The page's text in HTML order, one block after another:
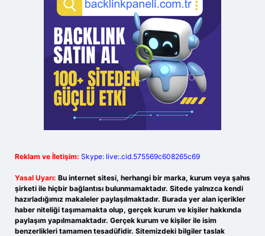
Reklam ve İletişim: Skype: live:.cid.575569c608265c69
Yasal Uyarı: Bu internet sitesi, herhangi bir marka, kurum veya şahıs
şirketi ile hiçbir bağlantısı bulunmamaktadır. Sitede yalnızca kendi
hazırladığımız makaleler paylaşılmaktadır. Burada yer alan içerikler
haber niteliği taşımamakta olup, gerçek kurum ve kişiler hakkında
paylaşım yapılmamaktadır. Gerçek kurum ve kişiler ile isim
benzerlikleri tamamen tesadüfidir. Sitemizdeki bilgiler taslak